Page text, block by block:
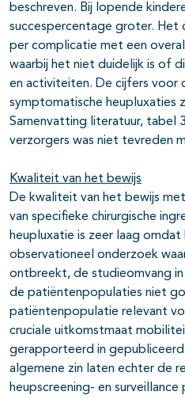
beschreven. Bij lopende
succespercentage groter. Het
per complicatie met een
waarbij het niet duidelijk is of
en activiteiten. De cijfers voor
symptomatische heupluxaties
Samenvatting literatuur, tabel
verzorgers was niet tevreden
Kwaliteit van het bewijs
De kwaliteit van het bewijs
van specifieke chirurgische
heupluxatie is zeer laag
observationeel onderzoek
ontbreekt, de studieomvang
de patiëntenpopulaties niet
patiëntenpopulatie relevant
cruciale uitkomstmaat
gerapporteerd in
algemene zin laten echter de
heupscreening- en surveillance